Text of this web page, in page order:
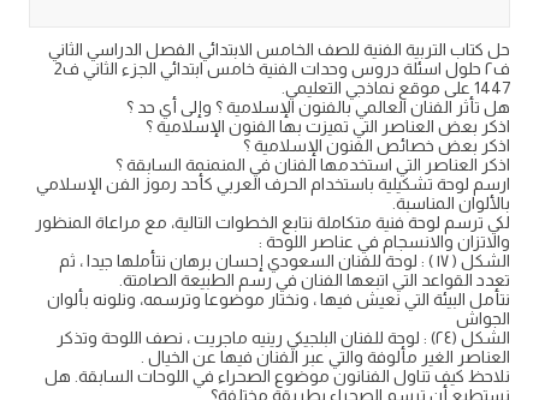
حل كتاب التربية الفنية للصف الخامس الابتدائي الفصل الدراسي الثاني
ف٢ حلول اسئلة دروس وحدات الفنية خامس ابتدائي الجزء الثاني ف2
1447 على موقع نماذجي التعليمي.
هل تأثر الفنان العالمي بالفنون الإسلامية ؟ وإلى أي حد ؟
اذكر بعض العناصر التي تميزت بها الفنون الإسلامية ؟
اذكر بعض خصائص الفنون الإسلامية ؟
اذكر العناصر التي استخدمها الفنان في المنمنمة السابقة ؟
ارسم لوحة تشكيلية باستخدام الحرف العربي كأحد رموز الفن الإسلامي
بالألوان المناسبة.
لكي ترسم لوحة فنية متكاملة نتابع الخطوات التالية، مع مراعاة المنظور
والاتزان والانسجام في عناصر اللوحة :
الشكل ( ۱۷ ) : لوحة للفنان السعودي إحسان برهان نتأملها جيدا ، ثم
تعدد القواعد التي اتبعها الفنان في رسم الطبيعة الصامتة.
نتأمل البيئة التي نعيش فيها ، ونختار موضوعا وترسمه، ونلونه بألوان
الجواش
الشكل (٢٤) : لوحة للفنان البلجيكي رينيه ماجريت ، نصف اللوحة وتذكر
العناصر الغير مألوفة والتي عبر الفنان فيها عن الخيال .
نلاحظ كيف تناول الفنانون موضوع الصحراء في اللوحات السابقة. هل
نستطيع أن ترسم الصحراء بطريقة مختلفة؟